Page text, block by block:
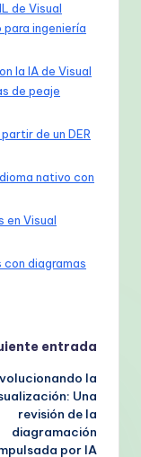
de Visual
ingeniería
la IA de Visual
de peaje
de un DER
nativo con
en Visual
con diagramas
entrada
la
Una
revisión de la
diagramación
por IA